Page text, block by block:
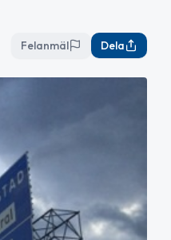
Felanmäl Dela